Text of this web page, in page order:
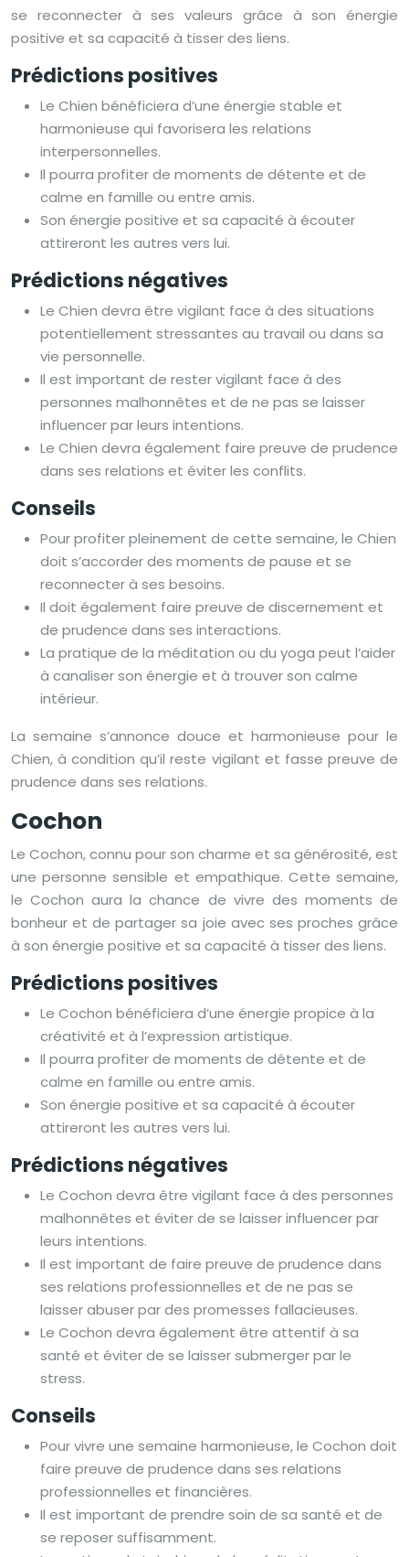
se reconnecter à ses valeurs grâce à son énergie
positive et sa capacité à tisser des liens.
Prédictions positives
Le Chien bénéficiera d’une énergie stable et
harmonieuse qui favorisera les relations
interpersonnelles.
Il pourra profiter de moments de détente et de
calme en famille ou entre amis.
Son énergie positive et sa capacité à écouter
attireront les autres vers lui.
Prédictions négatives
Le Chien devra être vigilant face à des situations
potentiellement stressantes au travail ou dans sa
vie personnelle.
Il est important de rester vigilant face à des
personnes malhonnêtes et de ne pas se laisser
influencer par leurs intentions.
Le Chien devra également faire preuve de prudence
dans ses relations et éviter les conflits.
Conseils
Pour profiter pleinement de cette semaine, le Chien
doit s’accorder des moments de pause et se
reconnecter à ses besoins.
Il doit également faire preuve de discernement et
de prudence dans ses interactions.
La pratique de la méditation ou du yoga peut l’aider
à canaliser son énergie et à trouver son calme
intérieur.
La semaine s’annonce douce et harmonieuse pour le
Chien, à condition qu’il reste vigilant et fasse preuve de
prudence dans ses relations.
Cochon
Le Cochon, connu pour son charme et sa générosité, est
une personne sensible et empathique. Cette semaine,
le Cochon aura la chance de vivre des moments de
bonheur et de partager sa joie avec ses proches grâce
à son énergie positive et sa capacité à tisser des liens.
Prédictions positives
Le Cochon bénéficiera d’une énergie propice à la
créativité et à l’expression artistique.
Il pourra profiter de moments de détente et de
calme en famille ou entre amis.
Son énergie positive et sa capacité à écouter
attireront les autres vers lui.
Prédictions négatives
Le Cochon devra être vigilant face à des personnes
malhonnêtes et éviter de se laisser influencer par
leurs intentions.
Il est important de faire preuve de prudence dans
ses relations professionnelles et de ne pas se
laisser abuser par des promesses fallacieuses.
Le Cochon devra également être attentif à sa
santé et éviter de se laisser submerger par le
stress.
Conseils
Pour vivre une semaine harmonieuse, le Cochon doit
faire preuve de prudence dans ses relations
professionnelles et financières.
Il est important de prendre soin de sa santé et de
se reposer suffisamment.